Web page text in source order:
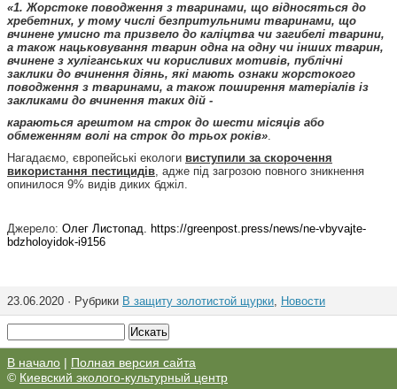
«1. Жорстоке поводження з тваринами, що відносяться до
хребетних, у тому числі безпритульними тваринами, що
вчинене умисно та призвело до каліцтва чи загибелі тварини,
а також нацьковування тварин одна на одну чи інших тварин,
вчинене з хуліганських чи корисливих мотивів, публічні
заклики до вчинення діянь, які мають ознаки жорстокого
поводження з тваринами, а також поширення матеріалів із
закликами до вчинення таких дій -
караються арештом на строк до шести місяців або
обмеженням волі на строк до трьох років».
Нагадаємо, європейські екологи виступили за скорочення
використання пестицидів, адже під загрозою повного зникнення
опинилося 9% видів диких бджіл.
Джерело: Олег Листопад. https://greenpost.press/news/ne-vbyvajte-
bdzholoyidok-i9156
23.06.2020 · Рубрики В защиту золотистой щурки, Новости
В начало | Полная версия сайта
© Киевский эколого-культурный центр